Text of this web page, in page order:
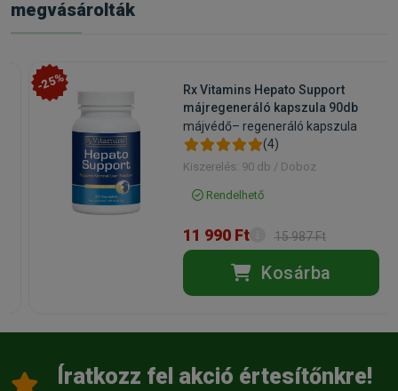
megvásárolták
-25%
Rx Vitamins Hepato Support
májregeneráló kapszula 90db
májvédő– regeneráló kapszula
(4)
Kiszerelés: 90 db / Doboz
Rendelhető
11 990 Ft 15 987 Ft
Kosárba
Íratkozz fel akció értesítőnkre!